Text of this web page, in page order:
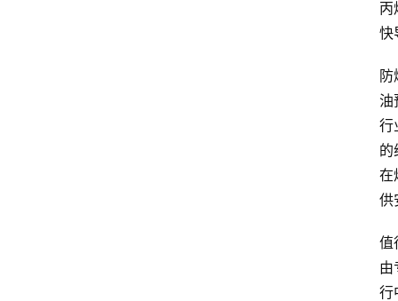
丙
快
油
行
的
在
供
值
由
行